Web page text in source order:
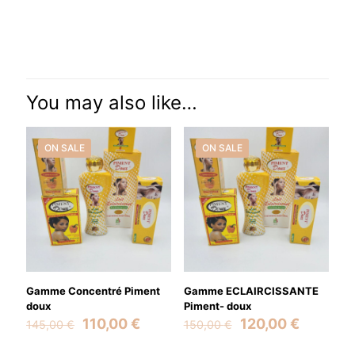
BEDON EXCELLENCE”
Your email address will not be published. Required fields are
marked*
Your rating
*
You may also like…
ON SALE
Gamme Concentré Piment
doux
145,00€
Original
110,00€ Current
ON SALE
Gamme ECLAIRCISSANTE
Piment- doux
150,00€
Original
120,00€Current